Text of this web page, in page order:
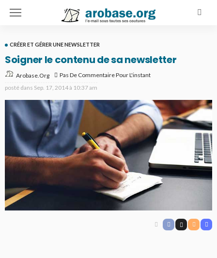
CRÉER ET GÉRER UNE NEWSLETTER
Soigner le contenu de sa newsletter
Arobase.org
Pas De Commentaire Pour L'instant
posté dans Sep. 17, 2014 à 10:37 am